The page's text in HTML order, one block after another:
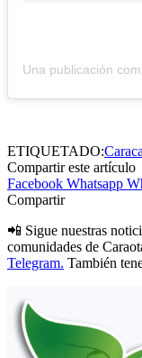
ETIQUETADO:
Compartir este artículo
Facebook Whatsapp
Compartir
📲 Sigue nuestras
comunidades de
Telegram. También